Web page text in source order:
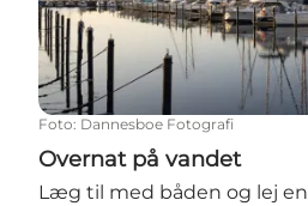
Foto: Dannesboe Fotografi
Overnat på vandet
Læg til med båden og lej en